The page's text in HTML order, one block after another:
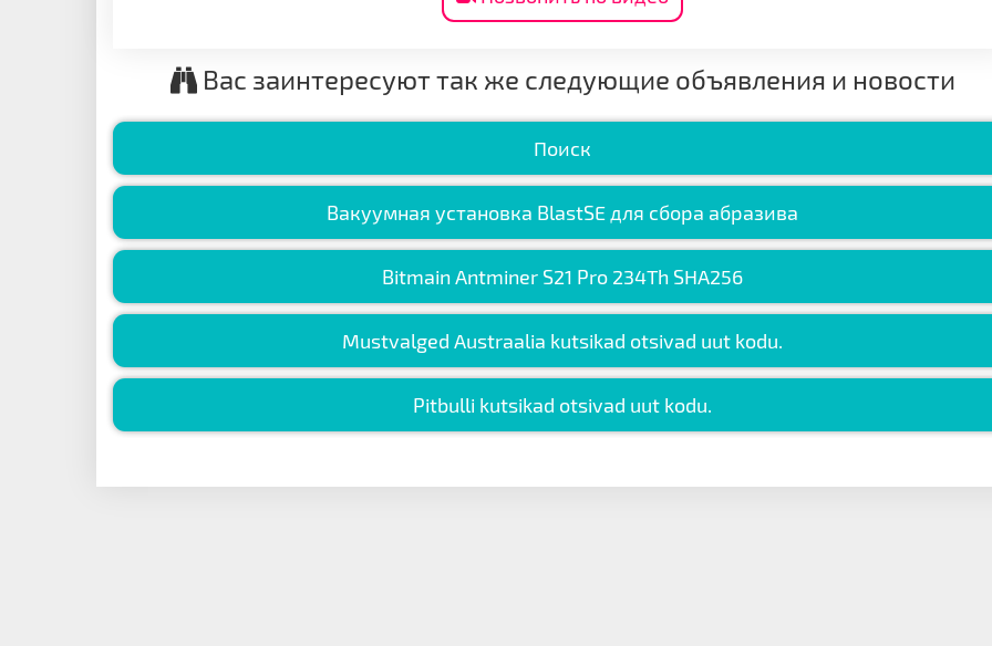
Вас заинтересуют так же следующие объявления и новости
Поиск
Вакуумная установка BlastSE для сбора абразива
Bitmain Antminer S21 Pro 234Th SHA256
Mustvalged Austraalia kutsikad otsivad uut kodu.
Pitbulli kutsikad otsivad uut kodu.